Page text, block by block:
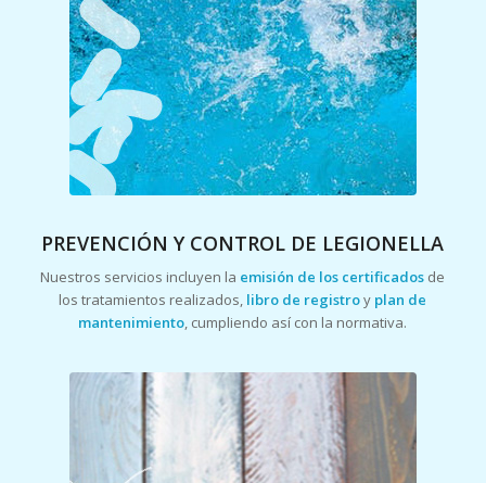
PREVENCIÓN Y CONTROL DE LEGIONELLA
Nuestros servicios incluyen la emisión de los certificados de
los tratamientos realizados, libro de registroy plan de
mantenimiento, cumpliendo así con la normativa.